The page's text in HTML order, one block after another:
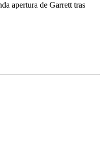
apertura de Garrett tras